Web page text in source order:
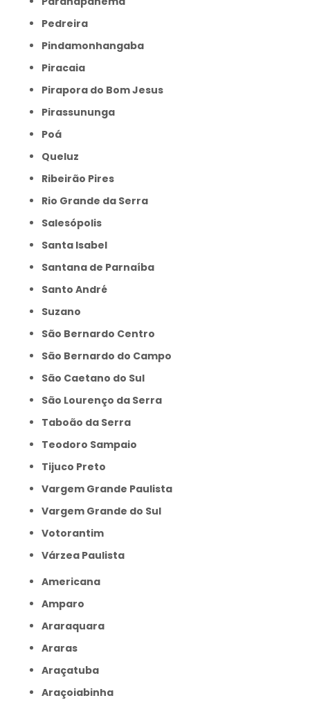
Pedreira
Pindamonhangaba
Piracaia
Pirapora do Bom Jesus
Pirassununga
Poá
Queluz
Ribeirão Pires
Rio Grande da Serra
Salesópolis
Santa Isabel
Santana de Parnaíba
Santo André
Suzano
São Bernardo Centro
São Bernardo do Campo
São Caetano do Sul
São Lourenço da Serra
Taboão da Serra
Teodoro Sampaio
Tijuco Preto
Vargem Grande Paulista
Vargem Grande do Sul
Votorantim
Várzea Paulista
Americana
Amparo
Araraquara
Araras
Araçatuba
Araçoiabinha